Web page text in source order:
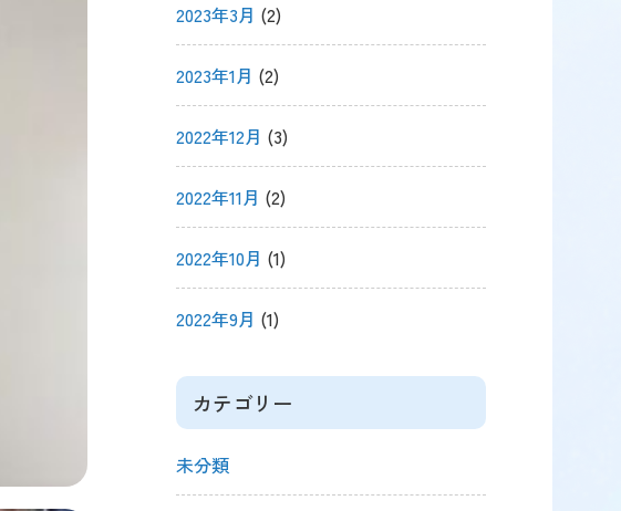
2023年3月 (2)
2023年1月 (2)
2022年12月 (3)
2022年11月 (2)
2022年10月 (1)
2022年9月 (1)
カテゴリー
未分類